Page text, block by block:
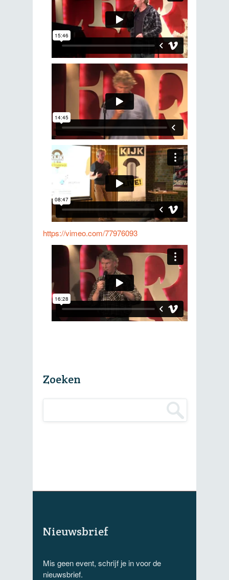
https://vimeo.com/77976093
Zoeken
Nieuwsbrief
Mis geen event, schrijf je in voor de
nieuwsbrief.